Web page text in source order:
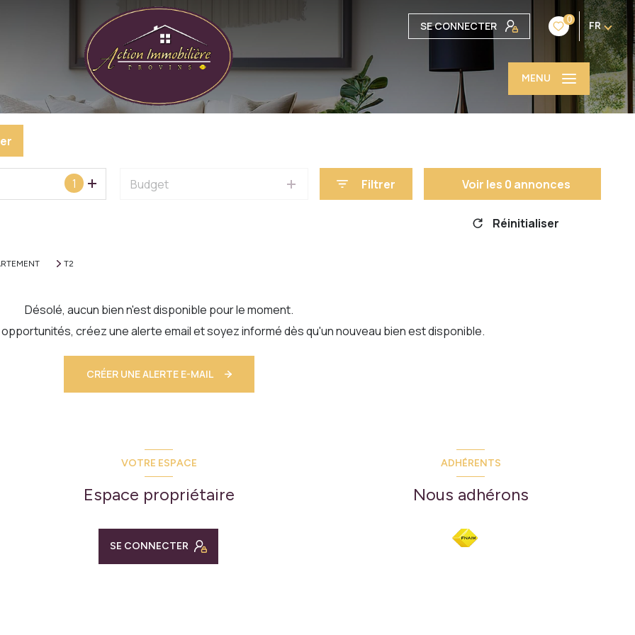
SE CONNECTER 0
FR
MENU
1 Budget Filtrer Voir les 0 annonces
Réinitialiser
T2
Désolé, aucun bien n'est disponible pour le moment.
créez une alerte email et soyez informé dès qu'un nouveau bien est disponible.
CRÉER UNE ALERTE E-MAIL
VOTRE ESPACE
Espace propriétaire
SE CONNECTER
ADHÉRENTS
Nous adhérons